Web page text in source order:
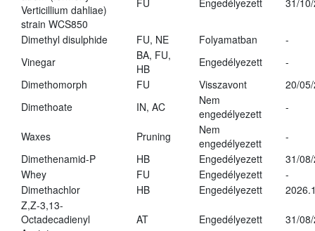
Verticillium dahliae)
strain WCS850
FU Engedélyezett 31/
Dimethyl disulphide FU, NE Folyamatban
-
Vinegar
BA, FU,
HB
Engedélyezett
-
Dimethomorph
FU Visszavont
20/
Dimethoate
IN, AC
Nem
engedélyezett
-
Waxes Pruning
Nem
engedélyezett
-
Dimethenamid-P
HB Engedélyezett
31/
Whey
FU Engedélyezett
-
Dimethachlor
HB Engedélyezett
Z,Z-3,13-
Octadecadienyl
AT Engedélyezett 31/